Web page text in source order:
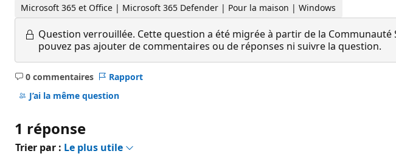
Microsoft 365 et Office | Microsoft 365 Defender | Pour la maison | Windows
Question verrouillée. Cette question a été migrée à partir de la
pouvez pas ajouter de commentaires ou de réponses ni suivre la question.
0 commentaires
Aucun
commentaire
Rapport
J’ai la même question
1 réponse
Trier par : Le plus utile